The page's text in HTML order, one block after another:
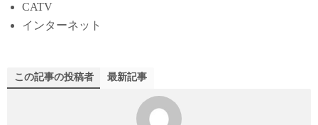
CATV
インターネット
この記事の投稿者 最新記事